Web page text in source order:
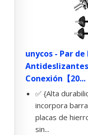
unycos - Par
Conexión【20...
✅ {Alta
incorpora
placas de
sin...